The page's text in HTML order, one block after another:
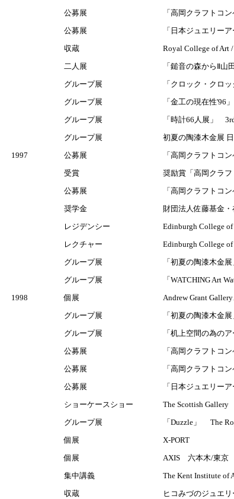
公募展
「高岡クラフトコ
公募展
「日本ジュエリー
収蔵
Royal College of
二人展
「鎚音の森からⅡ
グループ展
「クロック・クロ
グループ展
「金工の現在性
グループ展
「時計66人展」
グループ展
初夏の陶漆木金展
1997
公募展
「高岡クラフトコン
受賞
奨励賞「高岡クラフ
公募展
「高岡クラフトコ
奨学金
財団法人佐藤基金
レジデンシー
Edinburgh College
レクチャー
Edinburgh College
グループ展
「初夏の陶漆木金
グループ展
「WATCHING Art
1998
個展
Andrew Grant
グループ展
「初夏の陶漆木金
グループ展
「机上空間の為の
公募展
「高岡クラフトコン
公募展
「高岡クラフトコ
公募展
「日本ジュエリー
ショーケースショー
The Scottish
グループ展
「Duzzle」 The
個展
X-PORT
個展
AXIS 六本木/東京
集中講義
The Kent Institute of
収蔵
ヒコみづのジュエ